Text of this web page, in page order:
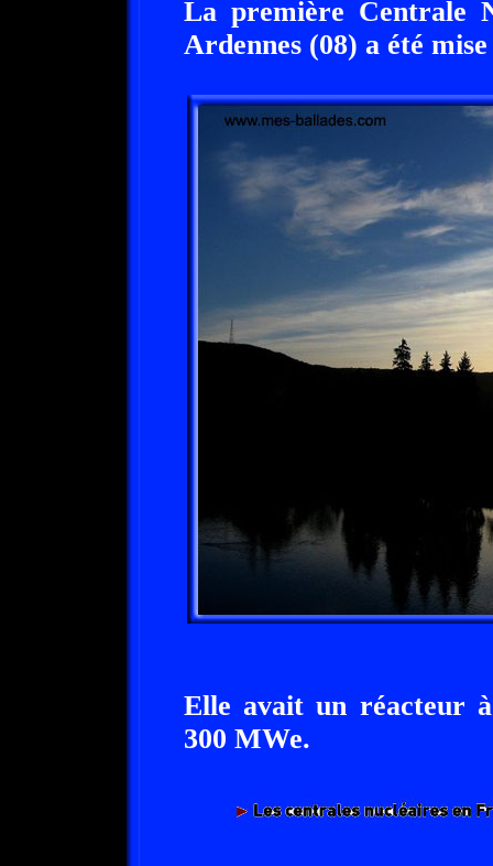
La première Centrale
Ardennes (08) a été
Elle avait un réacteur à
300 MWe.